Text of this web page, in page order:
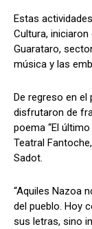
Estas
Cultura,
Guarataro,
música y las
De regreso en
disfrutaron de
poema “El
Teatral
Sadot.
“Aquiles Nazoa
del pueblo. Hoy
sus letras, sino